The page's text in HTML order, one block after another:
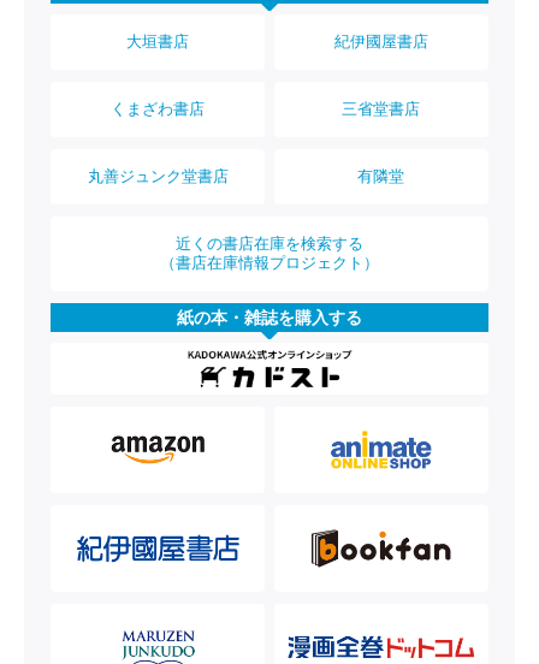
大垣書店 紀伊國屋書店
くまざわ書店 三省堂書店
丸善ジュンク堂書店 有隣堂
近くの書店在庫を検索する
（書店在庫情報プロジェクト）
紙の本・雑誌を購入する